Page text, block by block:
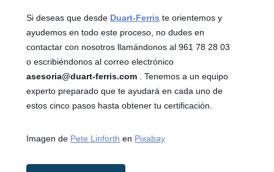
Si deseas que desde Duart-Ferris te orientemos y
ayudemos en todo este proceso, no dudes en
contactar con nosotros llamándonos al 961 78 28 03
o escribiéndonos al correo electrónico
asesoria@duart-ferris.com . Tenemos a un equipo
experto preparado que te ayudará en cada uno de
estos cinco pasos hasta obtener tu certificación.
Imagen de Pete Linforth en Pixabay